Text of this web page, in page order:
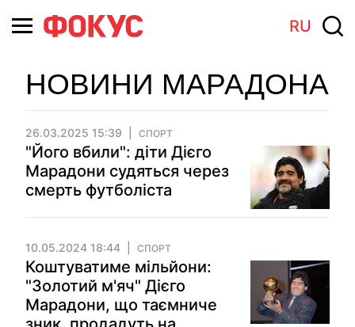
RU
НОВИНИ МАРАДОНА
26.03.2025 15:39 СПОРТ
"Його вбили": діти Дієго
Марадони судяться через
смерть футболіста
10.05.2024 18:44 СПОРТ
Коштуватиме мільйони:
"Золотий м'яч" Дієго
Марадони, що таємниче